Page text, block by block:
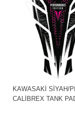
KAWASAKİ SİYAH/
CALİBREX TANK